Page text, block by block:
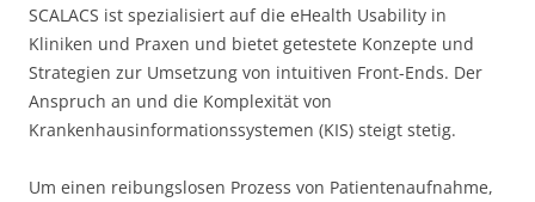
SCALACS ist spezialisiert auf die eHealth Usability in
Kliniken und Praxen und bietet getestete Konzepte und
Strategien zur Umsetzung von intuitiven Front-Ends. Der
Anspruch an und die Komplexität von
Krankenhausinformationssystemen (KIS) steigt stetig.
Um einen reibungslosen Prozess von Patientenaufnahme,